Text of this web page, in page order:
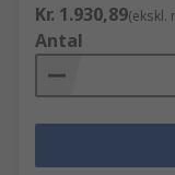
Kr. 1.930,89(ekskl.
Antal